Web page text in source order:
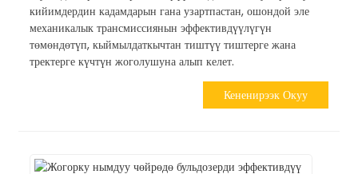
кийимдердин кадамдарын гана узартпастан, ошондой эле
механикалык трансмиссиянын эффективдүүлүгүн
төмөндөтүп, кыймылдаткычтан тиштүү тиштерге жана
тректерге күчтүн жоголушуна алып келет.
Кененирээк Окуу